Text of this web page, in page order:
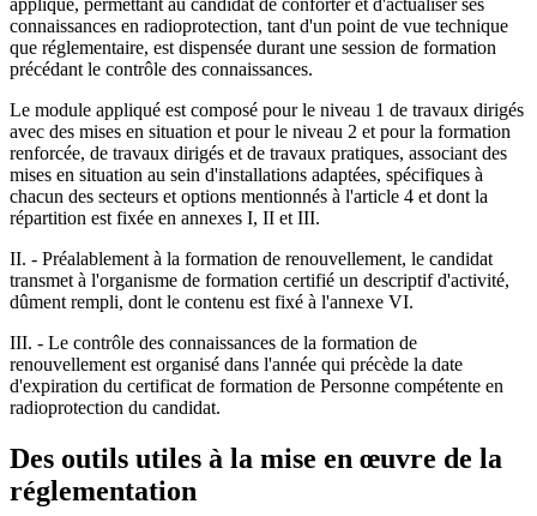
appliqué, permettant au candidat de conforter et d'actualiser ses
connaissances en radioprotection, tant d'un point de vue technique
que réglementaire, est dispensée durant une session de formation
précédant le contrôle des connaissances.
Le module appliqué est composé pour le niveau 1 de travaux dirigés
avec des mises en situation et pour le niveau 2 et pour la formation
renforcée, de travaux dirigés et de travaux pratiques, associant des
mises en situation au sein d'installations adaptées, spécifiques à
chacun des secteurs et options mentionnés à l'article 4 et dont la
répartition est fixée en annexes I, II et III.
II. - Préalablement à la formation de renouvellement, le candidat
transmet à l'organisme de formation certifié un descriptif d'activité,
dûment rempli, dont le contenu est fixé à l'annexe VI.
III. - Le contrôle des connaissances de la formation de
renouvellement est organisé dans l'année qui précède la date
d'expiration du certificat de formation de Personne compétente en
radioprotection du candidat.
Des outils utiles à la mise en œuvre de la
réglementation